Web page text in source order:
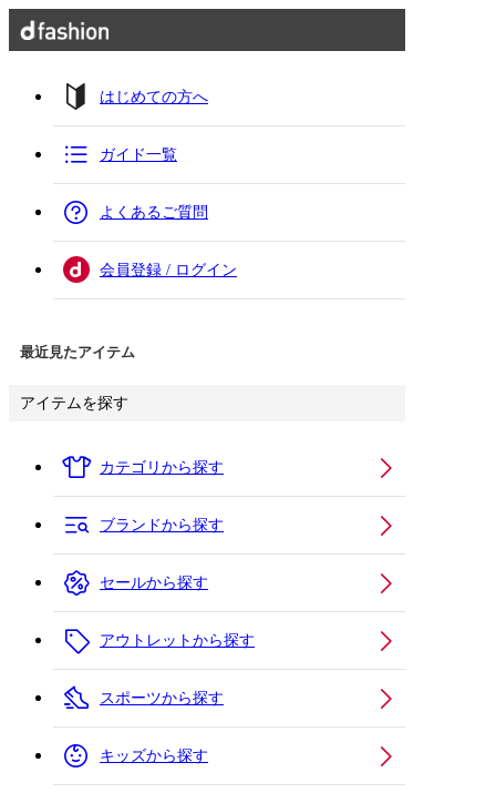
はじめての方へ
ガイド一覧
よくあるご質問
会員登録 / ログイン
最近見たアイテム
アイテムを探す
カテゴリから探す
ブランドから探す
セールから探す
アウトレットから探す
スポーツから探す
キッズから探す